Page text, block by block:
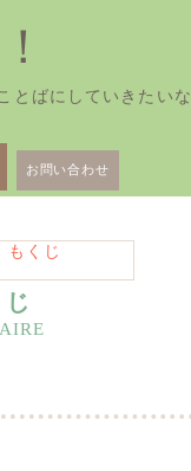
ばにしていきたいな
お問い合わせ